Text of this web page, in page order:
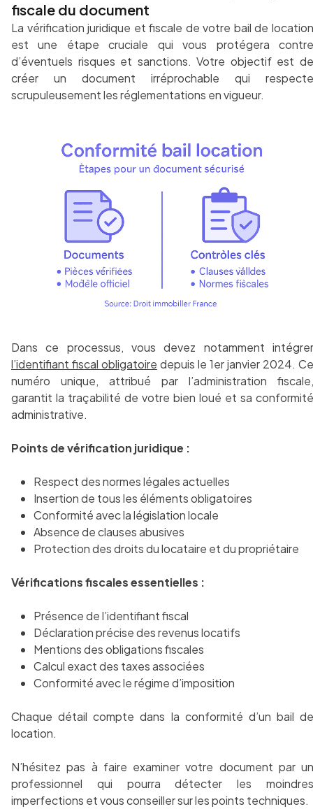
fiscale du document
La vérification juridique et fiscale de votre bail de location
est une étape cruciale qui vous protégera contre
d’éventuels risques et sanctions. Votre objectif est de
créer un document irréprochable qui respecte
scrupuleusement les réglementations en vigueur.
Dans ce processus, vous devez notamment intégrer
l’identifiant fiscal obligatoire depuis le 1er janvier 2024. Ce
numéro unique, attribué par l’administration fiscale,
garantit la traçabilité de votre bien loué et sa conformité
administrative.
Points de vérification juridique :
Respect des normes légales actuelles
Insertion de tous les éléments obligatoires
Conformité avec la législation locale
Absence de clauses abusives
Protection des droits du locataire et du propriétaire
Vérifications fiscales essentielles :
Présence de l’identifiant fiscal
Déclaration précise des revenus locatifs
Mentions des obligations fiscales
Calcul exact des taxes associées
Conformité avec le régime d’imposition
Chaque détail compte dans la conformité d’un bail de
location.
N’hésitez pas à faire examiner votre document par un
professionnel qui pourra détecter les moindres
imperfections et vous conseiller sur les points techniques.